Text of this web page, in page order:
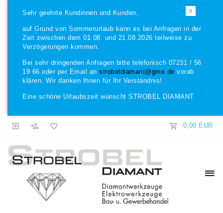
X
Sehr geehrte Kundinnen und Kunden,
auf Grund von Sommerurlaub kann es bei Anfragen in der
Zeit zwischen dem 01.08. und 21.08.2026 teilweise zu
Verzögerungen kommen.
Bei sehr dringenden Anfragen bitte telefonisch 07231 / 56
19 66 oder per Email an strobeldiamant@gmx.de vorab
klären. Wir danken Ihnen für Ihr Verständnis!
Eine schöne Urlaubszeit wünscht STROBEL DIAMANT
0,00 EUR